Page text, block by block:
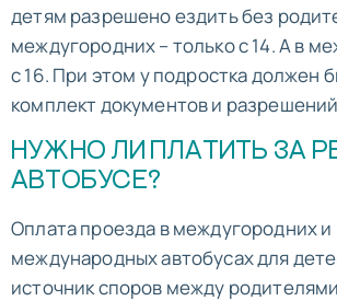
детям разрешено ездить без
междугородних – только с 14. А в
с 16. При этом у подростка должен
комплект документов и
НУЖНО ЛИ ПЛАТИТЬ ЗА
АВТОБУСЕ?
Оплата проезда в междугородних и
международных автобусах для
источник споров между